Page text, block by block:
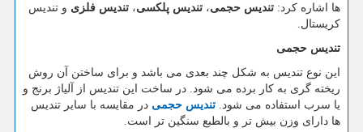
ها اشاره کرد: تندیس حجمی، تندیس پلکسی، تندیس فلزی و تندیس
کریستال.
تندیس حجمی
این نوع تندیس به شکل چند بعدی می باشد و برای ساختن آن روش
ریخته گری به کار برده می شود. در ساخت این تندیس از آلیاژ برنج و
یا سرب استفاده می شود. تندیس حجمی در مقایسه با سایر تندیس
ها دارای وزن بیش تر و بالطبع سنگین تر است.